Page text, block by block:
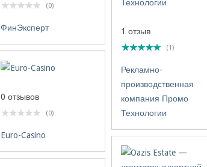
1 отзыв
(1)
Рекламно-
производственная
компания Промо
Технологии
(0)
ФинЭксперт
0 отзывов
(0)
Euro-Casino